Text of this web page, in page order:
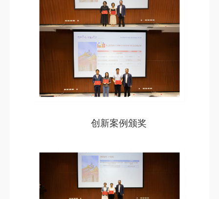
创新案例颁奖